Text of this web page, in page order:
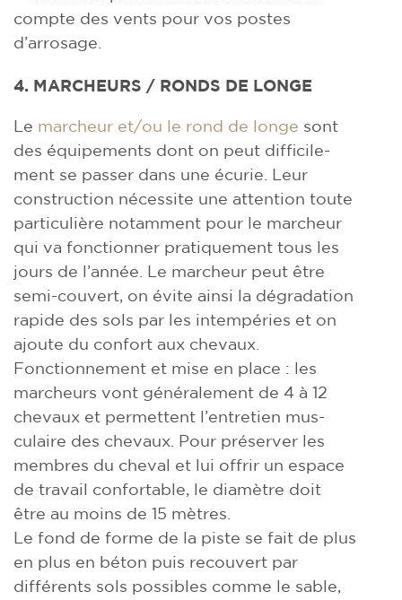
compte des vents pour vos postes
d’arrosage.
4. MARCHEURS / RONDS DE LONGE
Le marcheur et/ou le rond de longe sont
des équipements dont on peut difficile-
ment se passer dans une écurie. Leur
construction nécessite une attention toute
particulière notamment pour le marcheur
qui va fonctionner pratiquement tous les
jours de l’année. Le marcheur peut être
semi-couvert, on évite ainsi la dégradation
rapide des sols par les intempéries et on
ajoute du confort aux chevaux.
Fonctionnement et mise en place : les
marcheurs vont généralement de 4 à 12
chevaux et permettent l’entretien mus-
culaire des chevaux. Pour préserver les
membres du cheval et lui offrir un espace
de travail confortable, le diamètre doit
être au moins de 15 mètres.
Le fond de forme de la piste se fait de plus
en plus en béton puis recouvert par
différents sols possibles comme le sable,